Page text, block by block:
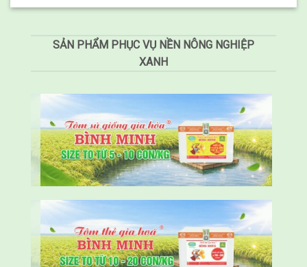
SẢN PHẨM PHỤC VỤ NỀN NÔNG NGHIỆP
XANH